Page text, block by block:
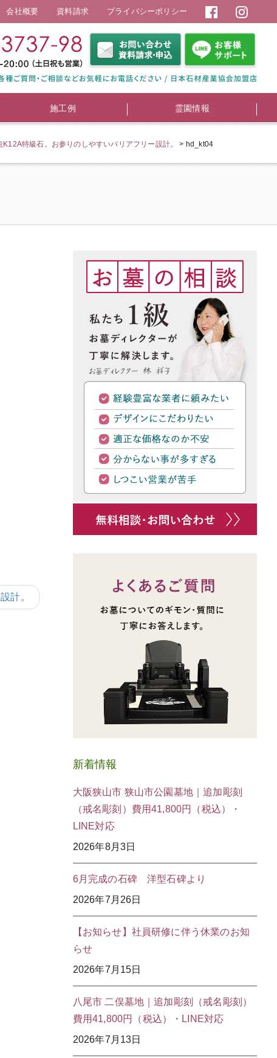
会社概要 資料請求 プライバシーポリシー
施工例 霊園情報
特級石。お参りのしやすいバリアフリー設計。 > hd_kt04
計。
新着情報
大阪狭山市 狭山市公園墓地｜追加彫刻
（戒名彫刻）費用41,800円（税込）・
LINE対応
2026年8月3日
6月完成の石碑 洋型石碑より
2026年7月26日
【お知らせ】社員研修に伴う休業のお知
らせ
2026年7月15日
八尾市 二俣墓地｜追加彫刻（戒名彫刻）
費用41,800円（税込）・LINE対応
2026年7月13日